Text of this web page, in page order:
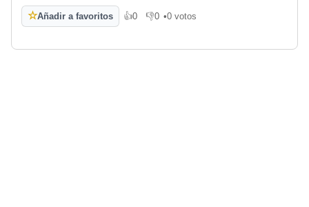
☆Añadir a favoritos 👍0
Me gusta
👎0
No me gusta
•0 votos